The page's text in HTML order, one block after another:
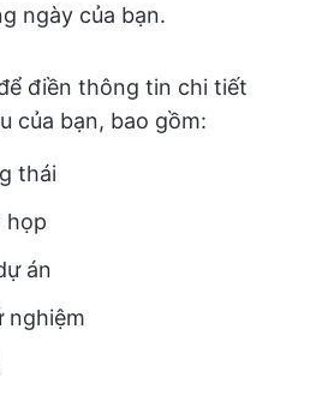
ngày của bạn.
điền thông tin chi tiết
của bạn, bao gồm:
thái
họp
án
nghiệm